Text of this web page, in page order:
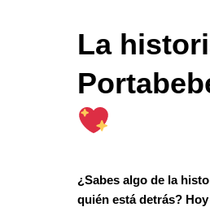
La
¿Sabes algo de la
quién está detrás?